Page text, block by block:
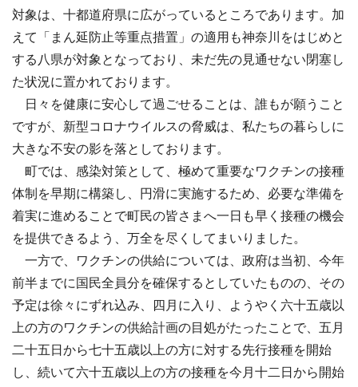
対象は、十都道府県に広がっているところであります。加
えて「まん延防止等重点措置」の適用も神奈川をはじめと
する八県が対象となっており、未だ先の見通せない閉塞し
た状況に置かれております。
日々を健康に安心して過ごせることは、誰もが願うこと
ですが、新型コロナウイルスの脅威は、私たちの暮らしに
大きな不安の影を落としております。
町では、感染対策として、極めて重要なワクチンの接種
体制を早期に構築し、円滑に実施するため、必要な準備を
着実に進めることで町民の皆さまへ一日も早く接種の機会
を提供できるよう、万全を尽くしてまいりました。
一方で、ワクチンの供給については、政府は当初、今年
前半までに国民全員分を確保するとしていたものの、その
予定は徐々にずれ込み、四月に入り、ようやく六十五歳以
上の方のワクチンの供給計画の目処がたったことで、五月
二十五日から七十五歳以上の方に対する先行接種を開始
し、続いて六十五歳以上の方の接種を今月十二日から開始